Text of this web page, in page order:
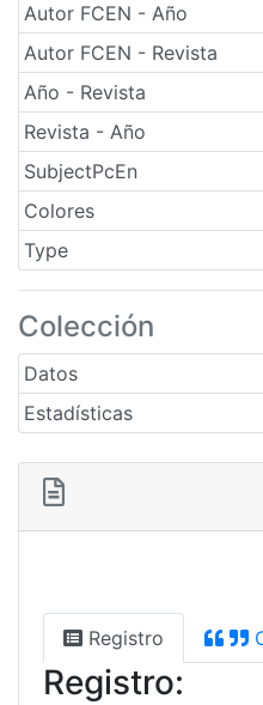
Autor FCEN - Año
Autor FCEN - Revista
Año - Revista
Revista - Año
SubjectPcEn
Colores
Type
Colección
Datos
Estadísticas
Registro
Registro: